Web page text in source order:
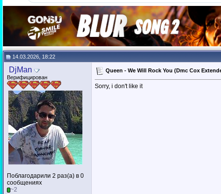
14.03.2026, 18:22
DjMan
Верифицирован
Поблагодарили 2 раз(а) в 0
сообщениях
~2
Queen - We Will Rock You (Dmc Cox
Sorry, i don't like it